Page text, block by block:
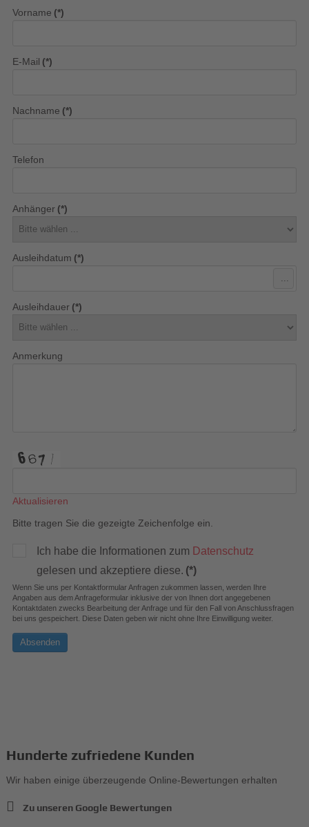
Vorname (*)
E-Mail (*)
Nachname (*)
Telefon
Anhänger (*)
Ausleihdatum (*)
Ausleihdauer (*)
Anmerkung
Aktualisieren
Bitte tragen Sie die gezeigte Zeichenfolge ein.
Ich habe die Informationen zum Datenschutz
gelesen und akzeptiere diese. (*)
Wenn Sie uns per Kontaktformular Anfragen zukommen lassen, werden Ihre
Angaben aus dem Anfrageformular inklusive der von Ihnen dort angegebenen
Kontaktdaten zwecks Bearbeitung der Anfrage und für den Fall von Anschlussfragen
bei uns gespeichert. Diese Daten geben wir nicht ohne Ihre Einwilligung weiter.
Absenden
Hunderte zufriedene Kunden
Wir haben einige überzeugende Online-Bewertungen erhalten
Zu unseren Google Bewertungen